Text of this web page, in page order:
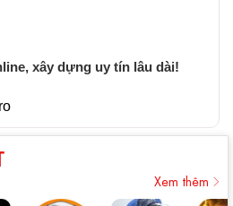
xây dựng uy tín lâu dài!
Xem thêm